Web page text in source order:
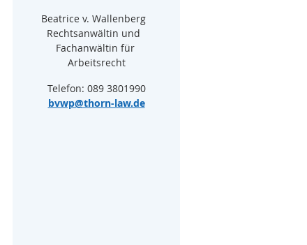
Beatrice v. Wallenberg
Rechtsanwältin und
Fachanwältin für
Arbeitsrecht
Telefon: 089 3801990
bvwp@thorn-law.de